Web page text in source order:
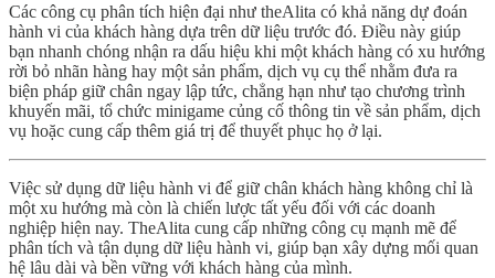
Các công cụ phân tích hiện đại như theAlita có khả năng dự đoán
hành vi của khách hàng dựa trên dữ liệu trước đó. Điều này giúp
bạn nhanh chóng nhận ra dấu hiệu khi một khách hàng có xu hướng
rời bỏ nhãn hàng hay một sản phẩm, dịch vụ cụ thể nhằm đưa ra
biện pháp giữ chân ngay lập tức, chẳng hạn như tạo chương trình
khuyến mãi, tổ chức minigame củng cố thông tin về sản phẩm, dịch
vụ hoặc cung cấp thêm giá trị để thuyết phục họ ở lại.
Việc sử dụng dữ liệu hành vi để giữ chân khách hàng không chỉ là
một xu hướng mà còn là chiến lược tất yếu đối với các doanh
nghiệp hiện nay. TheAlita cung cấp những công cụ mạnh mẽ để
phân tích và tận dụng dữ liệu hành vi, giúp bạn xây dựng mối quan
hệ lâu dài và bền vững với khách hàng của mình.